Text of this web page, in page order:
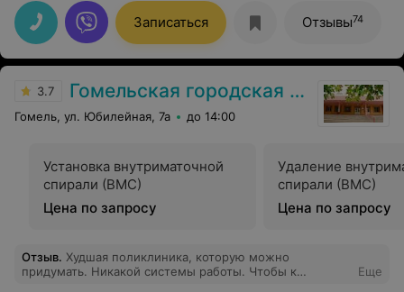
Записаться Отзывы74
3.7 Гомельская городская клиническая поликлиника №7
Гомель, ул. Юбилейная, 7а до 14:00
Установка внутриматочной
спирали (ВМС)
Цена по запросу
Удаление
спирали (ВМС)
Цена по запросу
Отзыв. Худшая поликлиника, которую можно
придумать. Никакой системы работы. Чтобы к
Еще